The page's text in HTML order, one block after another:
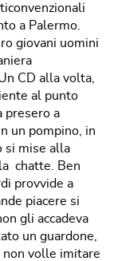
a Palermo.
giovani uomini
CD alla volta,
al punto
presero a
un pompino, in
si mise alla
chatte. Ben
provvide a
piacere si
gli accadeva
un guardone,
non volle imitare